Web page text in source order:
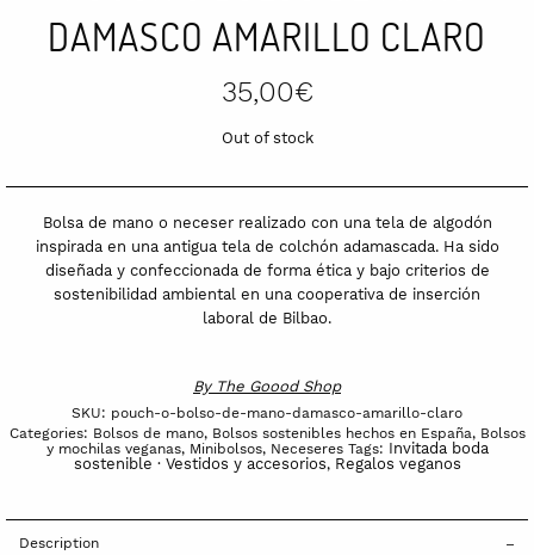
DAMASCO AMARILLO CLARO
35,00€
Out of stock
Bolsa de mano o neceser realizado con una tela de algodón
inspirada en una antigua tela de colchón adamascada. Ha sido
diseñada y confeccionada de forma ética y bajo criterios de
sostenibilidad ambiental en una cooperativa de inserción
laboral de Bilbao.
By The Goood Shop
SKU: pouch-o-bolso-de-mano-damasco-amarillo-claro
Categories: Bolsos de mano, Bolsos sostenibles hechos en España, Bolsos
y mochilas veganas, Minibolsos, Neceseres Tags: Invitada boda
sostenible · Vestidos y accesorios, Regalos veganos
Description